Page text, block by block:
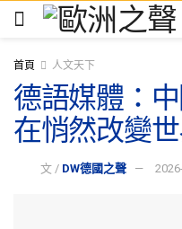
首頁 人文天下
德語媒體：
在悄然改變
文 / DW德國之聲